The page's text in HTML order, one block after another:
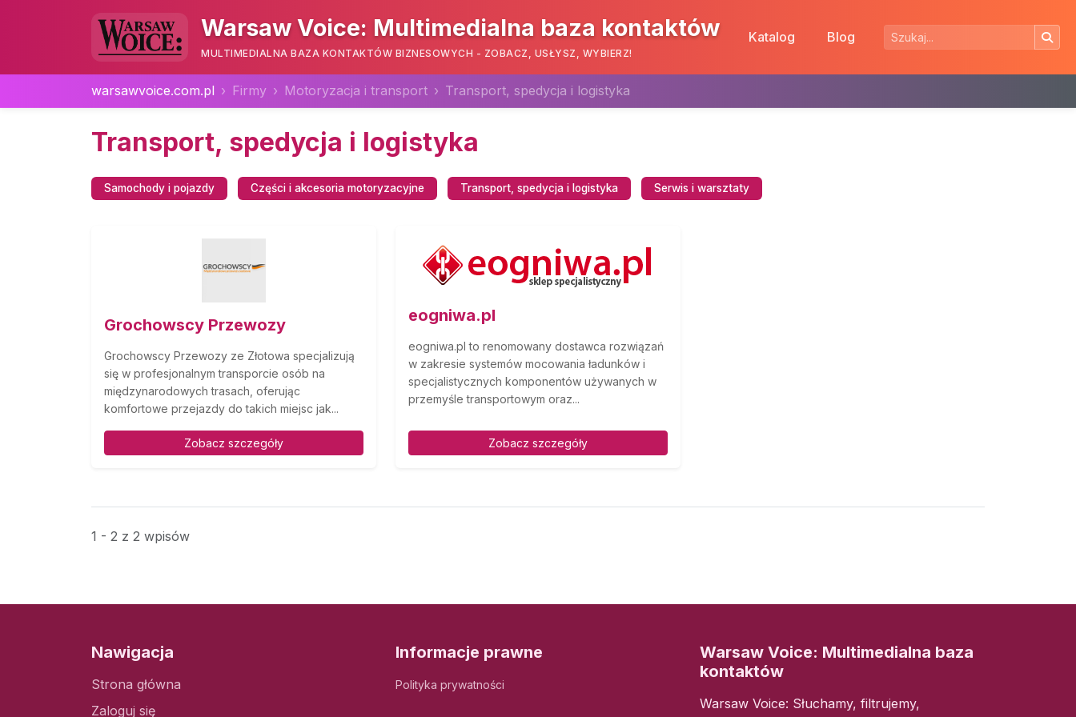
Warsaw Voice: Multimedialna baza kontaktów
MULTIMEDIALNA BAZA KONTAKTÓW BIZNESOWYCH - ZOBACZ, USŁYSZ, WYBIERZ!
Katalog Blog
warsawvoice.com.pl Firmy Motoryzacja i transport Transport, spedycja i logistyka
Transport, spedycja i logistyka
Samochody i pojazdy Części i akcesoria motoryzacyjne Transport, spedycja i logistyka Serwis i warsztaty
Grochowscy Przewozy
Grochowscy Przewozy ze Złotowa specjalizują
się w profesjonalnym transporcie osób na
międzynarodowych trasach, oferując
komfortowe przejazdy do takich miejsc jak...
Zobacz szczegóły
eogniwa.pl
eogniwa.pl to renomowany dostawca rozwiązań
w zakresie systemów mocowania ładunków i
specjalistycznych komponentów używanych w
przemyśle transportowym oraz...
Zobacz szczegóły
1 - 2 z 2 wpisów
Nawigacja
Strona główna
Zaloguj się
Informacje prawne
Polityka prywatności
Warsaw Voice: Multimedialna baza
kontaktów
Warsaw Voice: Słuchamy, filtrujemy,